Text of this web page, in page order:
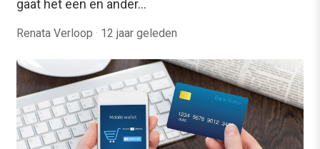
gaat het een en ander…
Renata Verloop · 12 jaar geleden